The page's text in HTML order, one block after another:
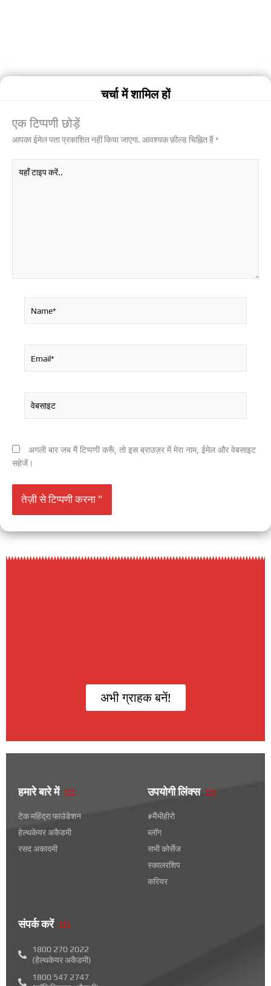
चर्चा में शामिल हों
एक टिप्पणी छोड़ें
आपका ईमेल पता प्रकाशित नहीं किया जाएगा. आवश्यक फ़ील्ड चिह्नित हैं*
टाइप
अगली बार जब मैं टिप्पणी करूँ, तो इस ब्राउज़र में मेरा नाम, ईमेल और वेबसाइट
सहेजें।
अभी ग्राहक बनें!
हमारे बारे में
टेक महिंद्रा फाउंडेशन
हेल्थकेयर अकैडमी
रसद अकादमी
उपयोगी लिंक्स
#मैंभीहीरो
ब्लॉग
सभी कोर्सेज
स्कालरशिप
करियर
संपर्क करें
1800 270 2022
(हेल्थकेयर अकैडमी)
1800 547 2747